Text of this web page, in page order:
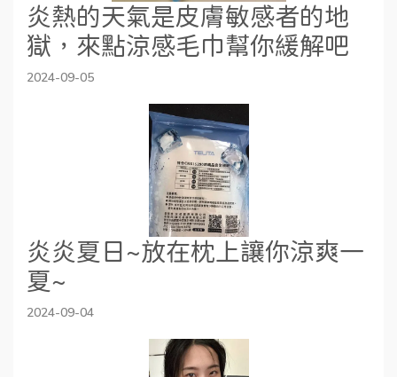
炎熱的天氣是皮膚敏感者的地
獄，來點涼感毛巾幫你緩解吧
2024-09-05
炎炎夏日~放在枕上讓你涼爽一
夏~
2024-09-04